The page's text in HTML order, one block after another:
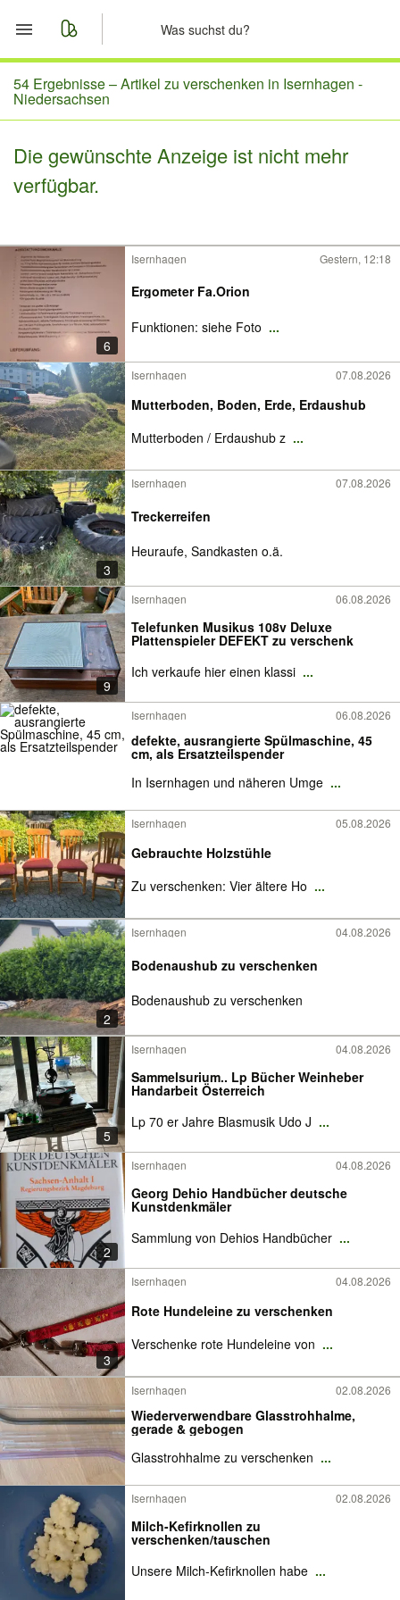
Start
Merkliste
Nachrichten
54 Ergebnisse –Artikel zu verschenken in Isernhagen -
Niedersachsen
Die gewünschte Anzeige ist nicht mehr
verfügbar.
6
Isernhagen Gestern, 12:18
Ergometer Fa.Orion
Funktionen: siehe Foto ...
Isernhagen 07.08.2026
Mutterboden, Boden, Erde, Erdaushub
Mutterboden / Erdaushub z ...
3
Isernhagen 07.08.2026
Treckerreifen
Heuraufe, Sandkasten o.ä.
9
Isernhagen 06.08.2026
Telefunken Musikus 108v Deluxe
Plattenspieler DEFEKT zu verschenk
Ich verkaufe hier einen klassi ...
Isernhagen 06.08.2026
defekte, ausrangierte Spülmaschine, 45
cm, als Ersatzteilspender
In Isernhagen und näheren Umge ...
Isernhagen 05.08.2026
Gebrauchte Holzstühle
Zu verschenken: Vier ältere Ho ...
2
Isernhagen 04.08.2026
Bodenaushub zu verschenken
Bodenaushub zu verschenken
5
Isernhagen 04.08.2026
Sammelsurium.. Lp Bücher Weinheber
Handarbeit Österreich
Lp 70 er Jahre Blasmusik Udo J ...
2
Isernhagen 04.08.2026
Georg Dehio Handbücher deutsche
Kunstdenkmäler
Sammlung von Dehios Handbücher ...
3
Isernhagen 04.08.2026
Rote Hundeleine zu verschenken
Verschenke rote Hundeleine von ...
Isernhagen 02.08.2026
Wiederverwendbare Glasstrohhalme,
gerade & gebogen
Glasstrohhalme zu verschenken ...
Isernhagen 02.08.2026
Milch-Kefirknollen zu
verschenken/tauschen
Unsere Milch-Kefirknollen habe ...